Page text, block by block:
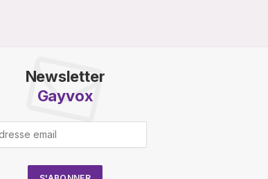
Newsletter
Gayvox